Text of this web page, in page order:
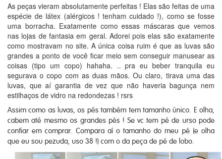
As peças vieram absolutamente perfeitas ! Elas são feitas de uma
espécie de látex (alérgicos ! tenham cuidado !), como se fosse
uma borracha. Exatamente como essas máscaras que vemos
nas lojas de fantasia em geral. Adorei pois elas são exatamente
como mostravam no site. A única coisa ruim é que as luvas são
grandes a ponto de você ficar meio sem conseguir manusear as
coisas (tipo um copo) hahaha. .. pra eu beber tranquila eu
segurava o copo com as duas mãos. Ou claro, tirava uma das
luvas, que aí garantia de vez que não haveria bagunça nem
estilhaços de vidro na redondezas ! rsrs
Assim como as luvas, os pés também tem tamanho único. E olha,
cabem até mesmo os grandes pés ! Se vc tem pé de urso pode
confiar em comprar. Compara aí o tamanho do meu pé (e olha
que eu sou pezuda, uso 38 !) com o da peça de pé de lobo.